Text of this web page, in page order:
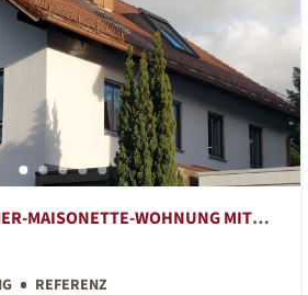
MAISONETTE-WOHNUNG MIT
REFERENZ